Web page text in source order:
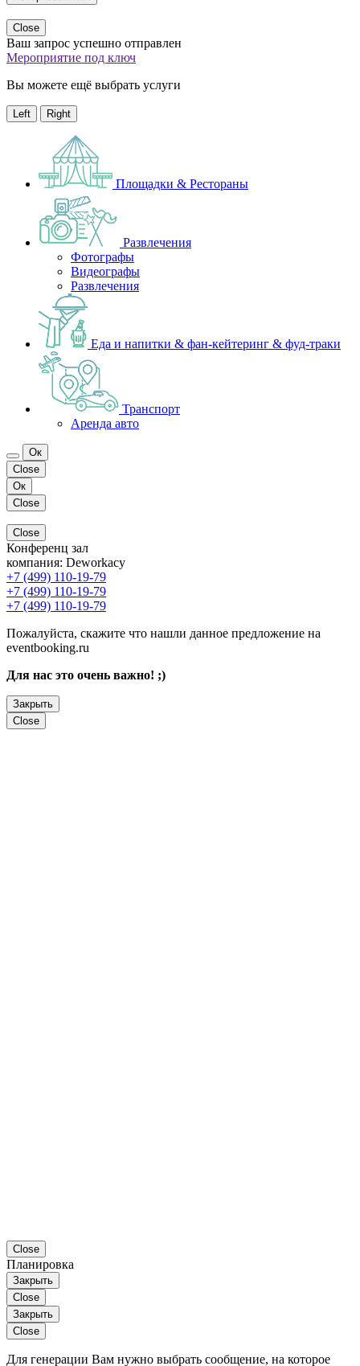
Close
Ваш запрос успешно отправлен
Мероприятие под ключ
Вы можете ещё выбрать услуги
Left Right
Площадки & Рестораны
Развлечения
Фотографы
Видеографы
Развлечения
Еда и напитки & фан-кейтеринг & фуд-траки
Транспорт
Аренда авто
Ок
Close
Ок
Close
Close
Конференц зал
компания: Deworkacy
+7 (499) 110-19-79
+7 (499) 110-19-79
+7 (499) 110-19-79
Пожалуйста, скажите что нашли данное предложение на
eventbooking.ru
Для нас это очень важно! ;)
Закрыть
Close
Close
Планировка
Закрыть
Close
Закрыть
Close
Для генерации Вам нужно выбрать сообщение, на которое